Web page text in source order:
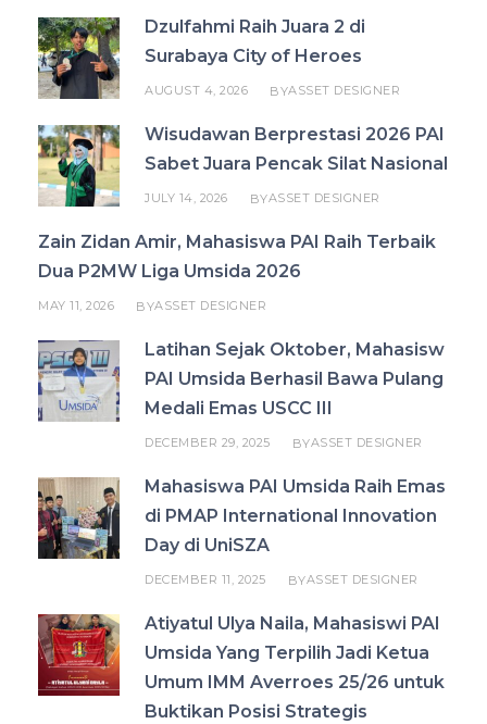
Dzulfahmi Raih Juara 2 di
Surabaya City of Heroes
AUGUST 4, 2026 BYASSET DESIGNER
Wisudawan Berprestasi 2026 PAI
Sabet Juara Pencak Silat Nasional
JULY 14, 2026 BYASSET DESIGNER
Zain Zidan Amir, Mahasiswa PAI Raih Terbaik
Dua P2MW Liga Umsida 2026
MAY 11, 2026 BYASSET DESIGNER
Latihan Sejak Oktober, Mahasisw
PAI Umsida Berhasil Bawa Pulang
Medali Emas USCC III
DECEMBER 29, 2025 BYASSET DESIGNER
Mahasiswa PAI Umsida Raih Emas
di PMAP International Innovation
Day di UniSZA
DECEMBER 11, 2025 BYASSET DESIGNER
Atiyatul Ulya Naila, Mahasiswi PAI
Umsida Yang Terpilih Jadi Ketua
Umum IMM Averroes 25/26 untuk
Buktikan Posisi Strategis